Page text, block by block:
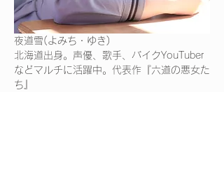
夜道雪(よみち・ゆき)
北海道出身。声優、歌手、バイクYouTuber
などマルチに活躍中。代表作『六道の悪女た
ち』